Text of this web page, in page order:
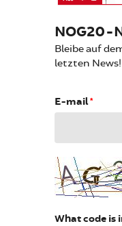
NOG20-
Bleibe auf
letzten News!
E-mail*
What code is